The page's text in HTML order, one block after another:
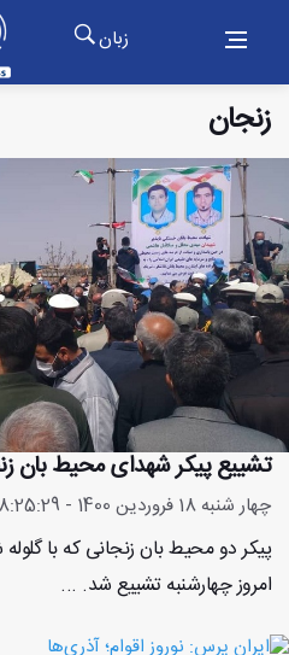
زبان
زنجان
تشییع پیکر شهدای محیط بان
چهار شنبه 18 فروردین 1400 - 18:25:29
پیکر دو محیط بان زنجانی که با
امروز چهارشنبه تشییع شد. ...